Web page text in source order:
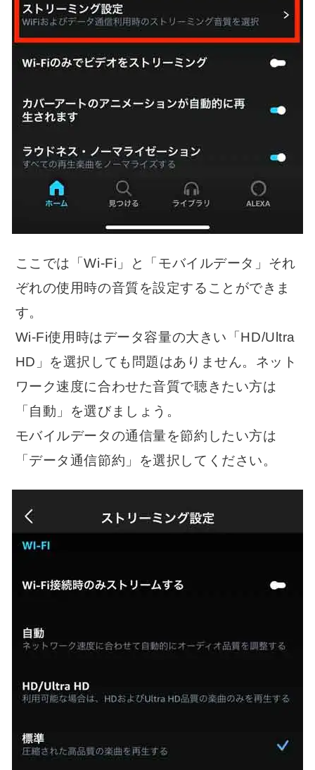
ここでは「Wi-Fi」と「モバイルデータ」それ
ぞれの使用時の音質を設定することができま
す。
Wi-Fi使用時はデータ容量の大きい「HD/Ultra
HD」を選択しても問題はありません。ネット
ワーク速度に合わせた音質で聴きたい方は
「自動」を選びましょう。
モバイルデータの通信量を節約したい方は
「データ通信節約」を選択してください。